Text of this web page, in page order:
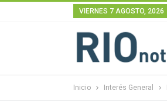
VIERNES 7 AGOSTO, 2026
Inicio Interés General